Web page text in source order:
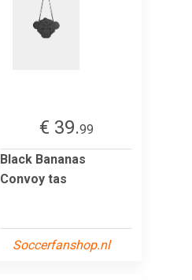
€ 39.99
Black Bananas
Convoy tas
Soccerfanshop.nl